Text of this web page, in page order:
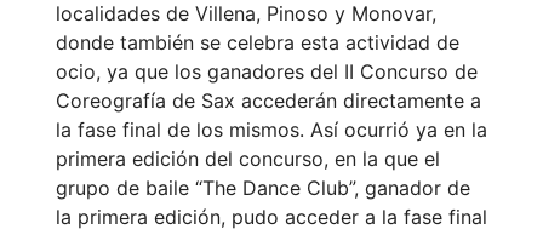
localidades de Villena, Pinoso y Monovar,
donde también se celebra esta actividad de
ocio, ya que los ganadores del II Concurso de
Coreografía de Sax accederán directamente a
la fase final de los mismos. Así ocurrió ya en la
primera edición del concurso, en la que el
grupo de baile “The Dance Club”, ganador de
la primera edición, pudo acceder a la fase final